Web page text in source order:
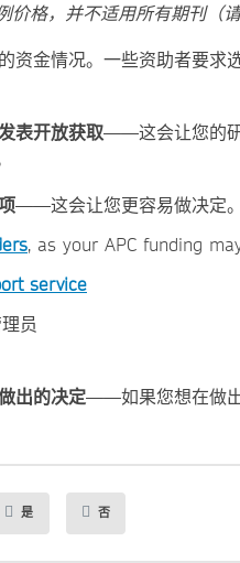
价格，并不适用所有期刊（
资金情况。一些资助者要求
表开放获取——这会让您的研
——这会让您更容易做决定。
, as your APC funding
service
员
出的决定——如果您想在做
是 否